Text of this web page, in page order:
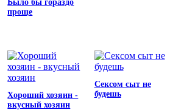
Было бы гораздо
проще
Хороший хозяин -
вкусный хозяин
Сексом сыт не
будешь